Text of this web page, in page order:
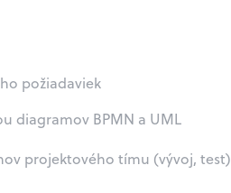
požiadaviek
diagramov BPMN a UML
projektového tímu (vývoj, test)